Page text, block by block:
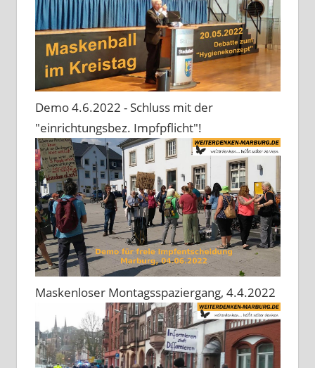
Demo 4.6.2022 - Schluss mit der
"einrichtungsbez. Impfpflicht"!
Maskenloser Montagsspaziergang, 4.4.2022